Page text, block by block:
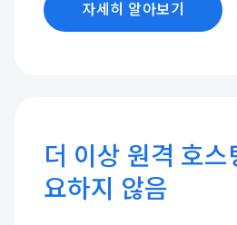
자세히 알아보기
더 이상 원격 호스
요하지 않음